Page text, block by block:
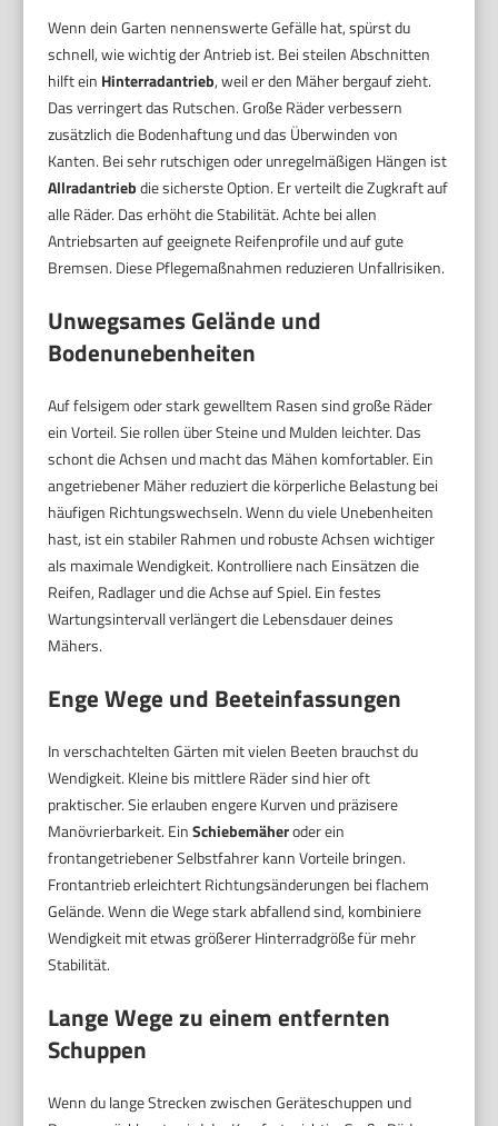
Wenn dein Garten nennenswerte Gefälle hat, spürst du
schnell, wie wichtig der Antrieb ist. Bei steilen Abschnitten
hilft ein Hinterradantrieb, weil er den Mäher bergauf zieht.
Das verringert das Rutschen. Große Räder verbessern
zusätzlich die Bodenhaftung und das Überwinden von
Kanten. Bei sehr rutschigen oder unregelmäßigen Hängen ist
Allradantriebdie sicherste Option. Er verteilt die Zugkraft auf
alle Räder. Das erhöht die Stabilität. Achte bei allen
Antriebsarten auf geeignete Reifenprofile und auf gute
Bremsen. Diese Pflegemaßnahmen reduzieren Unfallrisiken.
Unwegsames Gelände und
Bodenunebenheiten
Auf felsigem oder stark gewelltem Rasen sind große Räder
ein Vorteil. Sie rollen über Steine und Mulden leichter. Das
schont die Achsen und macht das Mähen komfortabler. Ein
angetriebener Mäher reduziert die körperliche Belastung bei
häufigen Richtungswechseln. Wenn du viele Unebenheiten
hast, ist ein stabiler Rahmen und robuste Achsen wichtiger
als maximale Wendigkeit. Kontrolliere nach Einsätzen die
Reifen, Radlager und die Achse auf Spiel. Ein festes
Wartungsintervall verlängert die Lebensdauer deines
Mähers.
Enge Wege und Beeteinfassungen
In verschachtelten Gärten mit vielen Beeten brauchst du
Wendigkeit. Kleine bis mittlere Räder sind hier oft
praktischer. Sie erlauben engere Kurven und präzisere
Manövrierbarkeit. EinSchiebemäheroder ein
frontangetriebener Selbstfahrer kann Vorteile bringen.
Frontantrieb erleichtert Richtungsänderungen bei flachem
Gelände. Wenn die Wege stark abfallend sind, kombiniere
Wendigkeit mit etwas größerer Hinterradgröße für mehr
Stabilität.
Lange Wege zu einem entfernten
Schuppen
Wenn du lange Strecken zwischen Geräteschuppen und